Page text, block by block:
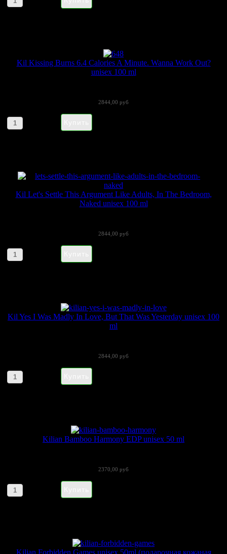
Kil Kissing Burns 6.4 Calories A Minute. Wanna Work Out?
unisex 100 ml
2844,00 руб
Kil Let's Settle This Argument Like Adults, In The Bedroom,
Naked unisex 100 ml
2844,00 руб
Kil Yes I Was Madly In Love, But That Was Yesterday unisex 100
ml
2844,00 руб
Kilian Bamboo Harmony EDP unisex 50 ml
2370,00 руб